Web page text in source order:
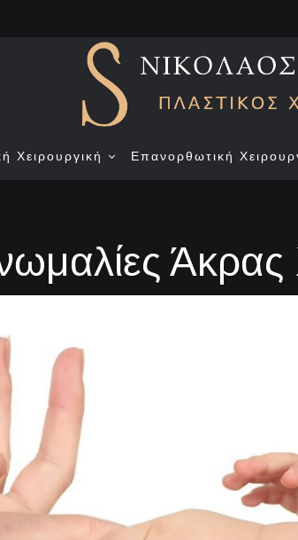
Χειρουργική Επανορθωτική
Άκρας